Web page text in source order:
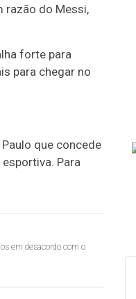
razão do Messi,
forte para
para chegar no
que concede
Para
em desacordo com o